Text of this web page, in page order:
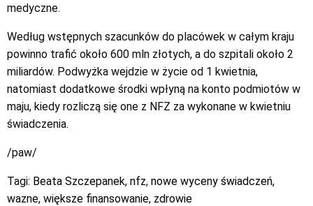
medyczne.
Według wstępnych szacunków do placówek w całym kraju
powinno trafić około 600 mln złotych, a do szpitali około 2
miliardów. Podwyżka wejdzie w życie od 1 kwietnia,
natomiast dodatkowe środki wpłyną na konto podmiotów w
maju, kiedy rozliczą się one z NFZ za wykonane w kwietniu
świadczenia.
/paw/
Tagi: Beata Szczepanek, nfz, nowe wyceny świadczeń,
wazne, większe finansowanie, zdrowie